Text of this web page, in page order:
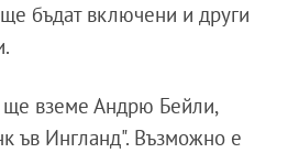
бъдат включени и други
ще вземе Андрю Бейли,
ъв Ингланд". Възможно е